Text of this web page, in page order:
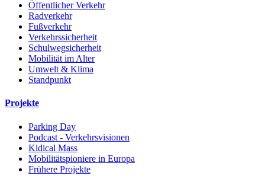
Öffentlicher Verkehr
Radverkehr
Fußverkehr
Verkehrssicherheit
Schulwegsicherheit
Mobilität im Alter
Umwelt & Klima
Standpunkt
Projekte
Parking Day
Podcast - Verkehrsvisionen
Kidical Mass
Mobilitätspioniere in Europa
Frühere Projekte